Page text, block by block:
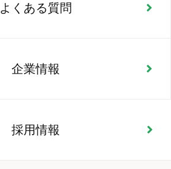
よくある質問
企業情報
採用情報